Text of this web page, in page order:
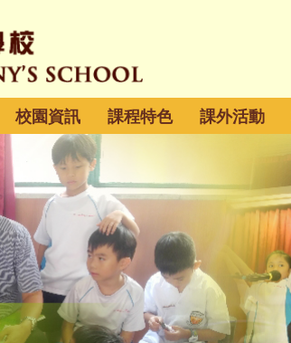
校園資訊 課程特色 課外活動